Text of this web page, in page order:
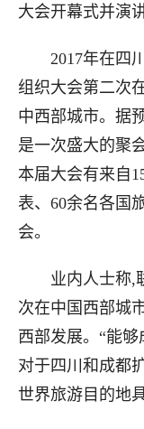
大会开幕式并演讲
2017年在四
组织大会第二次
中西部城市。据
是一次盛大的聚
本届大会有来自
表、60余名各国
会。
业内人士称,
次在中国西部城
西部发展。“能够
对于四川和成都
世界旅游目的地